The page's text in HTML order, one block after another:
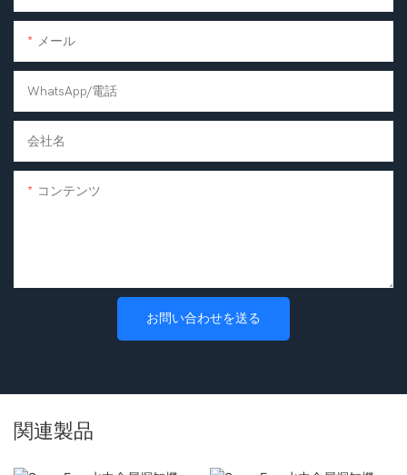
メール
WhatsApp/電話
会社名
コンテンツ
お問い合わせを送る
関連製品